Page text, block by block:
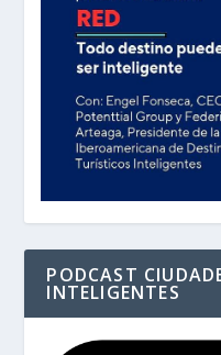
PODCAST
INTELIGENTES